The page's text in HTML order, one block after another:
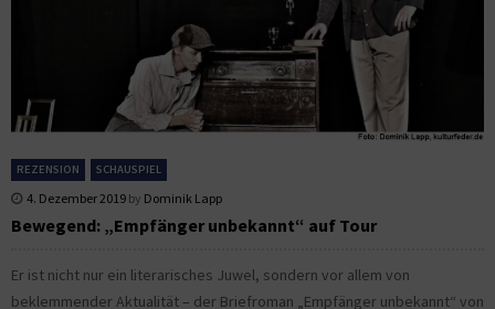
REZENSION SCHAUSPIEL
4. Dezember 2019 by Dominik Lapp
Bewegend: „Empfänger unbekannt“ auf Tour
Er ist nicht nur ein literarisches Juwel, sondern vor allem von
beklemmender Aktualität – der Briefroman „Empfänger unbekannt“ von